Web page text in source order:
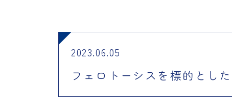
2023.06.05
フェロトーシスを標的とし